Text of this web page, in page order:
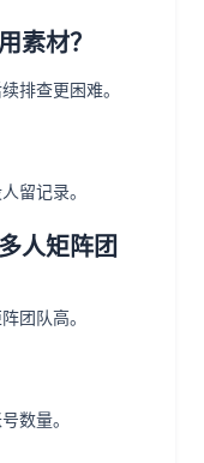
素材？
排查更困难。
留记录。
人矩阵团
团队高。
数量。